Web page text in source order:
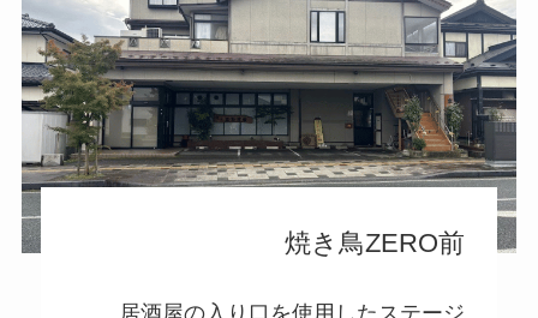
焼き鳥ZERO前
居酒屋の入り口を使用したステージ